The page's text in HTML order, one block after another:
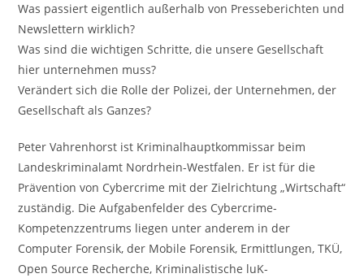
Was passiert eigentlich außerhalb von Presseberichten und
Newslettern wirklich?
Was sind die wichtigen Schritte, die unsere Gesellschaft
hier unternehmen muss?
Verändert sich die Rolle der Polizei, der Unternehmen, der
Gesellschaft als Ganzes?
Peter Vahrenhorst ist Kriminalhauptkommissar beim
Landeskriminalamt Nordrhein-Westfalen. Er ist für die
Prävention von Cybercrime mit der Zielrichtung „Wirtschaft“
zuständig. Die Aufgabenfelder des Cybercrime-
Kompetenzzentrums liegen unter anderem in der
Computer Forensik, der Mobile Forensik, Ermittlungen, TKÜ,
Open Source Recherche, Kriminalistische luK-